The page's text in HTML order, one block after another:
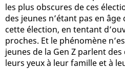
les plus obscures de ces
des jeunes n’étant pas en
cette élection, en tentant
proches. Et le phénomène
jeunes de la Gen Z parlent
leurs yeux à leur famille et à